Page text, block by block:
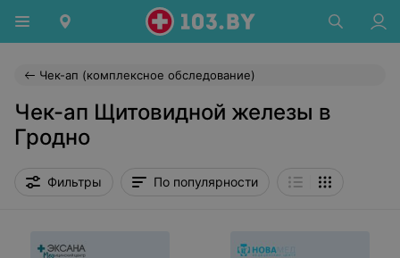
Чек-ап (комплексное обследование)
Чек-ап Щитовидной железы в
Гродно
Фильтры По популярности